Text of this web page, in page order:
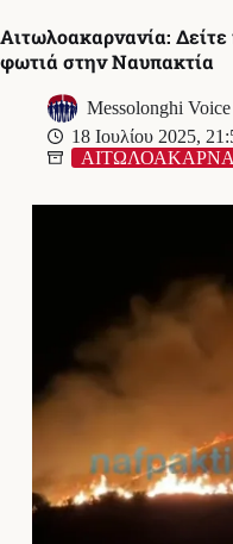
Αιτωλοακαρνανία:
φωτιά στην Ναυπακτία
Messolonghi Voice
18 Ιουλίου 2025,